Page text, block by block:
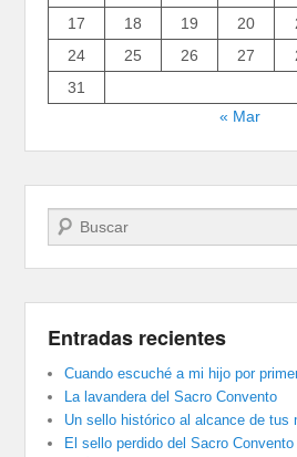
17
18 19 20
24
25 26 27
31
« Mar
Buscar
Entradas recientes
Cuando escuché a mi hijo por
La lavandera del Sacro Convento
Un sello histórico al alcance de tus
El sello perdido del Sacro Convento